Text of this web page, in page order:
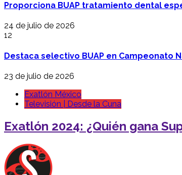
Proporciona BUAP tratamiento dental
24 de julio de 2026
12
Destaca selectivo BUAP en Campeonato
23 de julio de 2026
Exatlón México
Televisión | Desde la Cuna
Exatlón 2024: ¿Quién gana